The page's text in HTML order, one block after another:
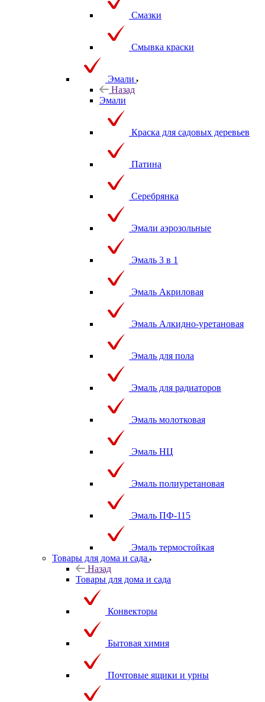
Смазки
Смывка краски
Эмали
Назад
Эмали
Краска для садовых деревьев
Патина
Серебрянка
Эмали аэрозольные
Эмаль 3 в 1
Эмаль Акриловая
Эмаль Алкидно-уретановая
Эмаль для пола
Эмаль для радиаторов
Эмаль молотковая
Эмаль НЦ
Эмаль полиуретановая
Эмаль ПФ-115
Эмаль термостойкая
Товары для дома и сада
Назад
Товары для дома и сада
Конвекторы
Бытовая химия
Почтовые ящики и урны